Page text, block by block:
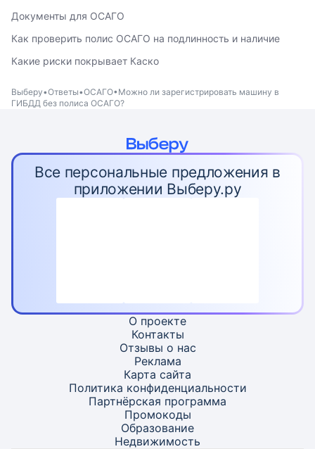
Документы для ОСАГО
Как проверить полис ОСАГО на подлинность и наличие
Какие риски покрывает Каско
Выберу Ответы ОСАГО Можно ли зарегистрировать машину в
ГИБДД без полиса ОСАГО?
Все персональные предложения в
приложении Выберу.ру
О проекте
Контакты
Отзывы о нас
Реклама
Карта сайта
Политика конфиденциальности
Партнёрская программа
Промокоды
Образование
Недвижимость